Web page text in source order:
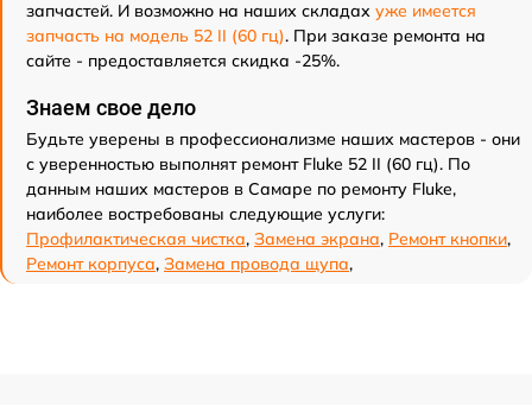
запчастей. И возможно на наших складах уже имеется
запчасть на модель 52 II (60 гц). При заказе ремонта на
сайте - предоставляется скидка -25%.
Знаем свое дело
Будьте уверены в профессионализме наших мастеров - они
с уверенностью выполнят ремонт Fluke 52 II (60 гц). По
данным наших мастеров в Самаре по ремонту Fluke,
наиболее востребованы следующие услуги:
Профилактическая чистка, Замена экрана, Ремонт кнопки,
Ремонт корпуса, Замена провода щупа,